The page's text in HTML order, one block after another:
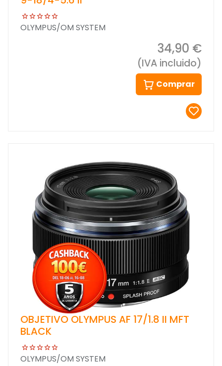
OLYMPUS/OM SYSTEM
34,90 €
(IVA incluido)
Comprar
OBJETIVO OLYMPUS AF 17/1.8 II MFT
BLACK
OLYMPUS/OM SYSTEM